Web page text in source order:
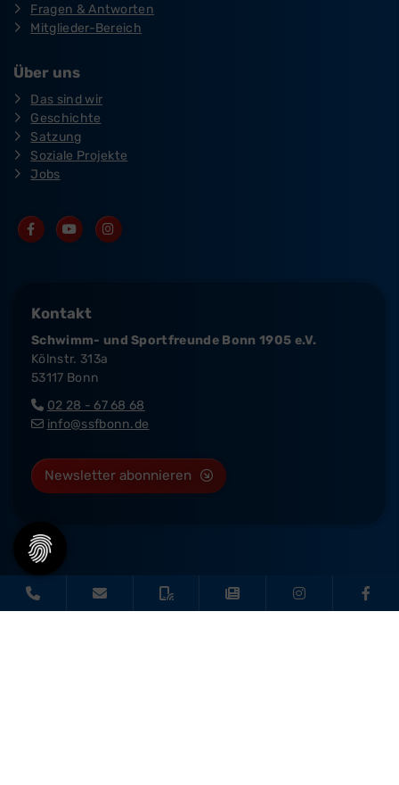
Fragen & Antworten
Mitglieder-Bereich
Über uns
Das sind wir
Geschichte
Satzung
Soziale Projekte
Jobs
Kontakt
Schwimm- und Sportfreunde Bonn 1905 e.V.
Kölnstr. 313a
53117 Bonn
02 28 - 67 68 68
info@ssfbonn.de
Newsletter abonnieren